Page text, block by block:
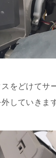
をどけてサ
していきます